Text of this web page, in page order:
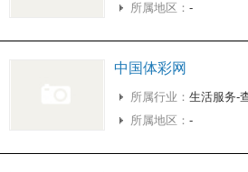
所属地区： -
中国体彩网
所属行业： 生活服务-
所属地区： -